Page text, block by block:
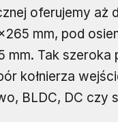
oferujemy aż
mm, pod
mm. Tak
kołnierza
BLDC, DC czy